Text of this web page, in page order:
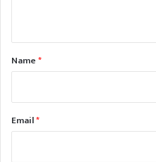
*Name*
Email*